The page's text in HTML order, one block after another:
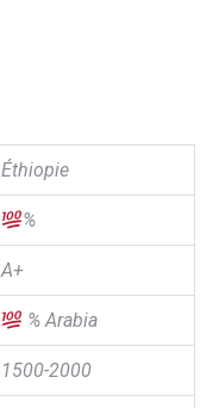
Éthiopie
%
A+
% Arabia
1500-2000